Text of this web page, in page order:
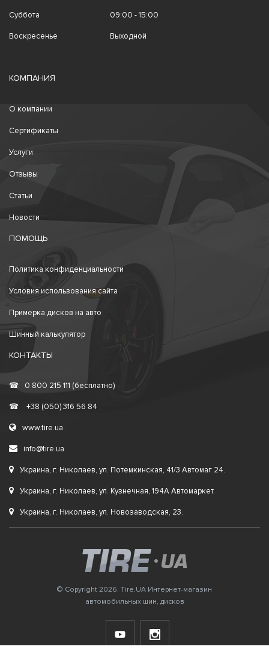
Суббота 09:00 - 15:00
Воскресенье Выходной
КОМПАНИЯ
О компании
Сертификаты
Услуги
Отзывы
Статьи
Новости
ПОМОЩЬ
Политика конфиденциальности
Условия использования сайта
Примерка дисков на авто
Шинный калькулятор
КОНТАКТЫ
☎ 0 800 215 111 (бесплатно)
☎ +38 (050) 316 56 84
www.tire.ua
info@tire.ua
Украина, г. Николаев, ул. Потемкинская, 41/3 Автомаг 24.
Украина, г. Николаев, ул. Кузнечная, 194А Автомаркет.
Украина, г. Николаев, ул. Новозаводская, 23.
© Copyright 2026. Tire.UA Интернет-магазин
автомобильных шин, дисков